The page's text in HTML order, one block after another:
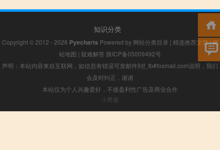
知识分类
Copyright © 2012 - 2026 Pyecharts Powered by 网站分类目录 | 精选推荐文章|网
站地图 | 疑难解答 陕ICP备05009492号
声明：本站内容来自互联网，如信息有错误可发邮件到f_fb#foxmail.com说明，我们
会及时纠正，谢谢
本站仅为个人兴趣爱好，不接盈利性广告及商业合作
小男孩